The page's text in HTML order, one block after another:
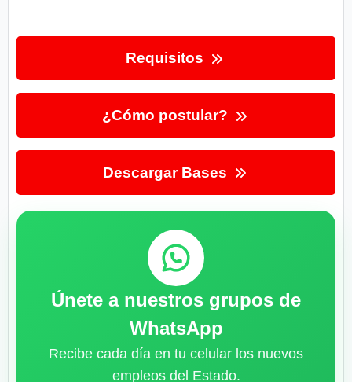
Requisitos
¿Cómo postular?
Descargar Bases
Únete a nuestros grupos de
WhatsApp
Recibe cada día en tu celular los nuevos
empleos del Estado.